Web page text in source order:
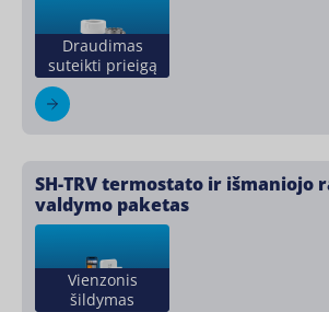
Draudimas
suteikti prieigą
SH-TRV termostato ir išmaniojo
valdymo paketas
Vienzonis
šildymas